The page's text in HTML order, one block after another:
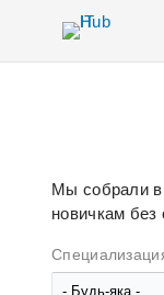
Мы собрали в
новичкам без